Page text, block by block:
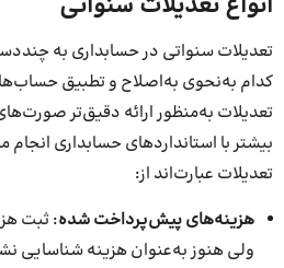
تعدیلات سنواتی در حسابداری به
کدام به‌نحوی به‌اصلاح و تطبیق
تعدیلات به‌منظور ارائه‌ دقیق‌تر
بیشتر با استانداردهای حسابداری
تعدیلات عبارت‌اند از:
هزینه‌های پیش‌پرداخت شده: ثبت
ولی هنوز به‌عنوان هزینه شناسایی